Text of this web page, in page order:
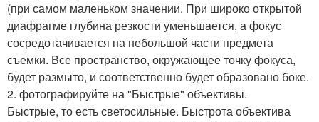
(при самом маленьком значении. При широко открытой
диафрагме глубина резкости уменьшается, а фокус
сосредотачивается на небольшой части предмета
съемки. Все пространство, окружающее точку фокуса,
будет размыто, и соответственно будет образовано боке.
2. фотографируйте на "Быстрые" объективы.
Быстрые, то есть светосильные. Быстрота объектива